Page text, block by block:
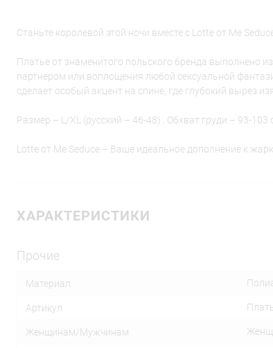
Станьте королевой этой ночи вместе с Lotte от Me
Платье от знаменитого польского бренда выполнено
партнером или воплощения любой сексуальной
сделает особый акцент на спине, где глубокий вырез
Размер – L/XL (русский – 46-48) . Обхват груди – 93-
Lotte от Me Seduce – Ваше идеальное дополнение к
ХАРАКТЕРИСТИКИ
Прочие
Материал
Артикул
Женщинам/Мужчинам